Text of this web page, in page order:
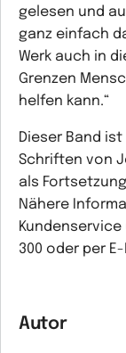
gelesen und
ganz einfach
Werk auch in
Grenzen
helfen kann.“
Dieser Band
Schriften von
als
Nähere
Kundenservice
300 oder per
Autor